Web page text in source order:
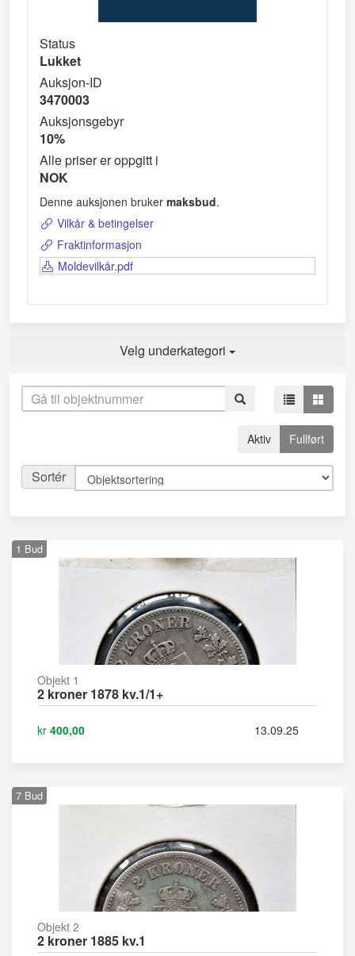
Status
Lukket
Auksjon-ID
3470003
Auksjonsgebyr
10%
Alle priser er oppgitt i
NOK
Denne auksjonen brukermaksbud.
Vilkår & betingelser
Fraktinformasjon
Moldevilkår.pdf
Velg underkategori
Aktiv Fullført
Sortér
1 Bud
Objekt 1
2 kroner 1878 kv.1/1+
kr 400,00 13.09.25
7 Bud
Objekt 2
2 kroner 1885 kv.1